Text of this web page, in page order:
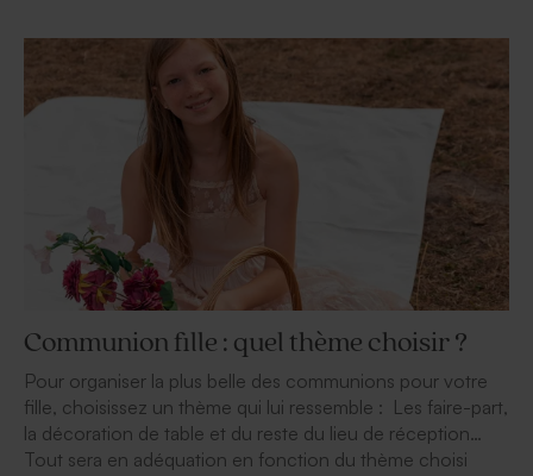
Communion fille : quel thème choisir ?
Pour organiser la plus belle des communions pour votre
fille, choisissez un thème qui lui ressemble : Les faire-part,
la décoration de table et du reste du lieu de réception…
Tout sera en adéquation en fonction du thème choisi